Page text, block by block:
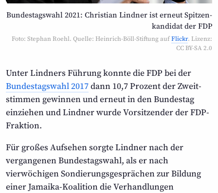
Bundestagswahl 2021: Christian Lindner ist erneut Spitzen­
kandidat der FDP
Foto: Stephan Roehl. Quelle: Heinrich-Böll-Stiftung aufFlickr. Lizenz:
CC BY-SA 2.0
Unter Lindners Führung konnte die FDP bei der
Bundestags­wahl 2017dann 10,7 Prozent der Zweit­
stimmen gewinnen und erneut in den Bundestag
einziehen und Lindner wurde Vorsitzender der FDP-
Fraktion.
Für großes Aufsehen sorgte Lindner nach der
vergangenen Bundestags­wahl, als er nach
vierwöchigen Sondierungs­gesprächen zur Bildung
einer Jamaika-Koalition die Verhandlungen